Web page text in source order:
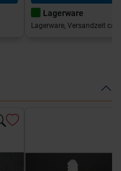
Lagerware
Lagerware, Versandzeit ca.